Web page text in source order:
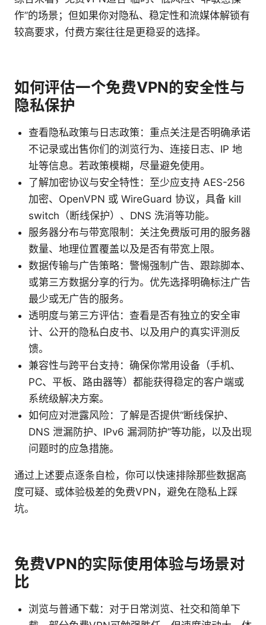
作”的场景；但如果你对隐私、稳定性和流媒体解锁有
较高要求，付费方案往往是更稳妥的选择。
如何评估一个免费VPN的安全性与
隐私保护
查看隐私政策与日志政策：重点关注是否明确承诺
不记录或出售你们的浏览行为、连接日志、IP 地
址等信息。若政策模糊，尽量避免使用。
了解加密协议与安全特性：至少应支持 AES-256
加密、OpenVPN 或 WireGuard 协议，具备 kill
switch（断线保护）、DNS 洗消等功能。
服务器分布与带宽限制：关注免费版可用的服务器
数量、地理位置覆盖以及是否有带宽上限。
数据传输与广告策略：警惕强制广告、跟踪脚本、
或第三方数据分享的行为。优先选择明确标注广告
最少或无广告的服务。
透明度与第三方评估：查看是否有独立的安全审
计、公开的隐私白皮书、以及用户的真实评测反
馈。
兼容性与跨平台支持：确保你常用设备（手机、
PC、平板、路由器等）都能获得稳定的客户端或
系统级解决方案。
如何应对泄露风险：了解是否提供“断线保护、
DNS 泄漏防护、IPv6 漏洞防护”等功能，以及出现
问题时的应急措施。
通过上述要点逐条自检，你可以快速排除那些数据高
度可疑、或体验极差的免费VPN，避免在隐私上踩
坑。
免费VPN的实际使用体验与场景对
比
浏览与普通下载：对于日常浏览、社交和简单下